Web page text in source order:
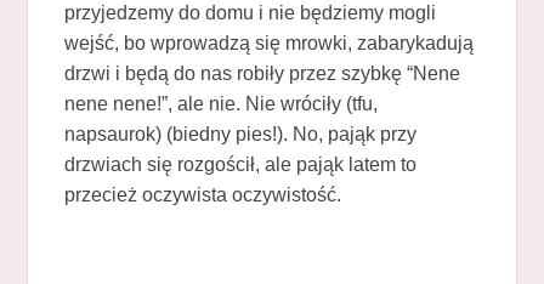
przyjedzemy do domu i nie będziemy mogli
wejść, bo wprowadzą się mrowki, zabarykadują
drzwi i będą do nas robiły przez szybkę “Nene
nene nene!”, ale nie. Nie wróciły (tfu,
napsaurok) (biedny pies!). No, pająk przy
drzwiach się rozgościł, ale pająk latem to
przecież oczywista oczywistość.